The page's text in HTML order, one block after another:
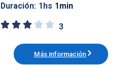
Duración: 1hs 1min
3
Más información